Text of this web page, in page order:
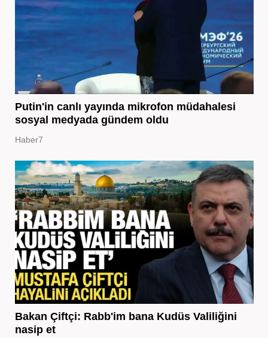
Putin'in canlı yayında mikrofon müdahalesi
sosyal medyada gündem oldu
Haber7
Bakan Çiftçi: Rabb'im bana Kudüs Valiliğini
nasip et